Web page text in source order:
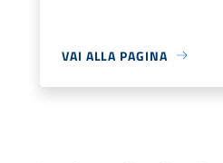
VAI ALLA PAGINA